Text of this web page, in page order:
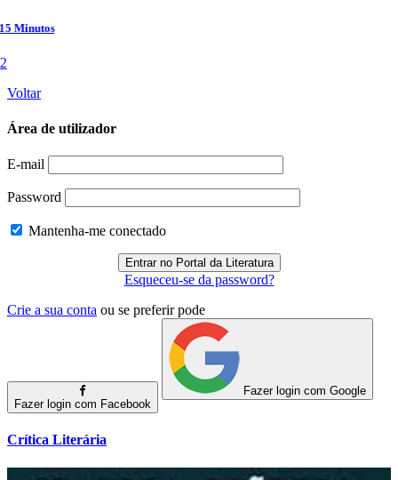
Voltar
Área de utilizador
E-mail
Password
Mantenha-me conectado
Esqueceu-se da password?
Crie a sua conta ou se preferir pode
Fazer login com Facebook
Fazer login com Google
Crítica Literária